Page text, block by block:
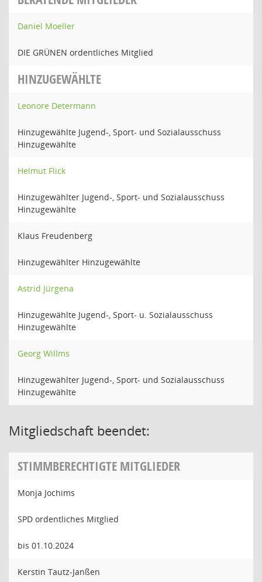
Daniel Moeller
DIE GRÜNEN ordentliches Mitglied
HINZUGEWÄHLTE
Leonore Determann
Hinzugewählte Jugend-, Sport- und Sozialausschuss
Hinzugewählte
Helmut Flick
Hinzugewählter Jugend-, Sport- und Sozialausschuss
Hinzugewählte
Klaus Freudenberg
Hinzugewählter Hinzugewählte
Astrid Jürgena
Hinzugewählte Jugend-, Sport- u. Sozialausschuss
Hinzugewählte
Georg Willms
Hinzugewählter Jugend-, Sport- und Sozialausschuss
Hinzugewählte
Mitgliedschaft beendet:
STIMMBERECHTIGTE MITGLIEDER
Monja Jochims
SPD ordentliches Mitglied
bis 01.10.2024
Kerstin Tautz-Janßen